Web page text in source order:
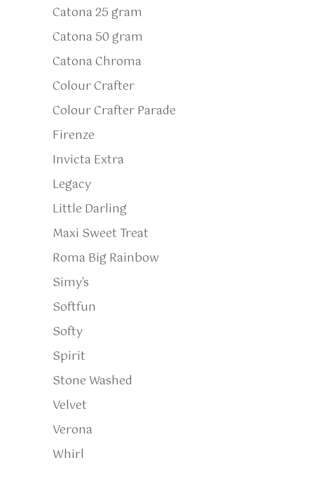
Catona 25 gram
Catona 50 gram
Catona Chroma
Colour Crafter
Colour Crafter Parade
Firenze
Invicta Extra
Legacy
Little Darling
Maxi Sweet Treat
Roma Big Rainbow
Simy's
Softfun
Softy
Spirit
Stone Washed
Velvet
Verona
Whirl